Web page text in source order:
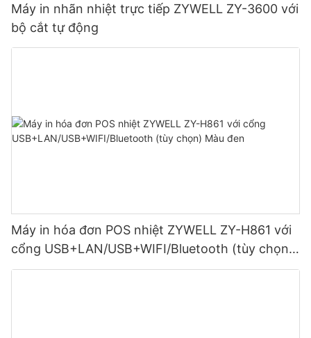
Máy in nhãn nhiệt trực tiếp ZYWELL ZY-3600 với
bộ cắt tự động
Máy in hóa đơn POS nhiệt ZYWELL ZY-H861 với
cổng USB+LAN/USB+WIFI/Bluetooth (tùy chọn)
Màu đen